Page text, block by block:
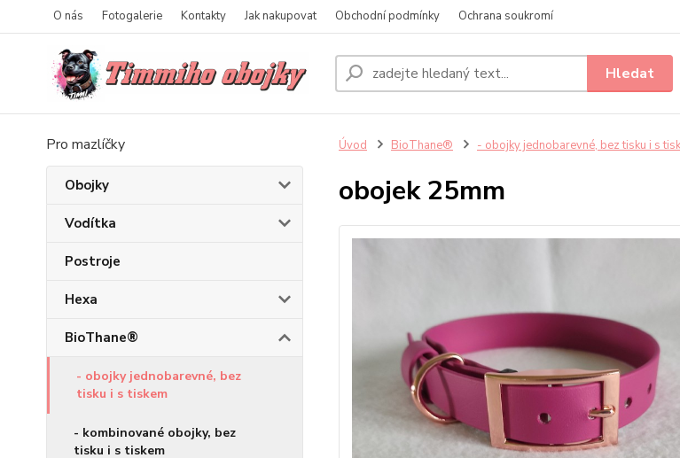
O nás Fotogalerie Kontakty Jak nakupovat Obchodní podmínky Ochrana soukromí
Hledat
Pro mazlíčky
Obojky
Vodítka
Postroje
Hexa
BioThane®
- obojky jednobarevné, bez
tisku i s tiskem
- kombinované obojky, bez
tisku i s tiskem
Úvod BioThane® - obojky jednobarevné, bez tisku i s
obojek 25mm